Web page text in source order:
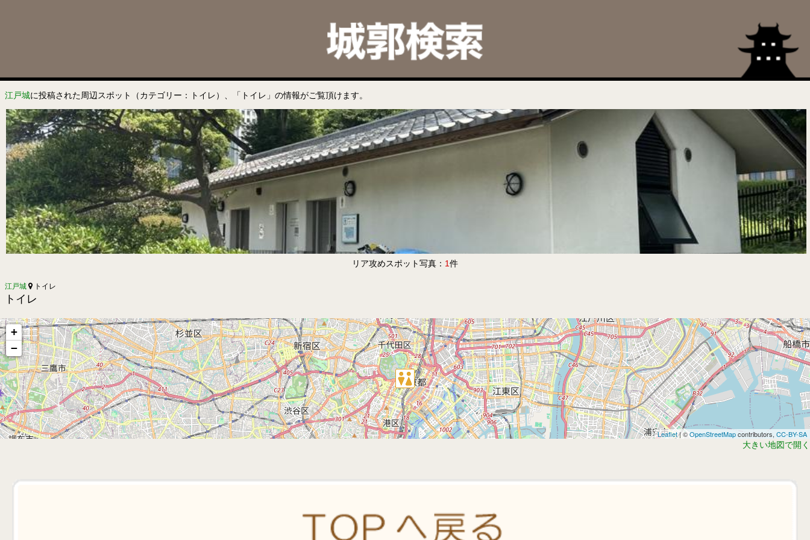
江戸城に投稿された周辺スポット（カテゴリー：トイレ）、「トイレ」の情報がご覧頂けます。
リア攻めスポット写真： 1件
江戸城 トイレ
トイレ
+
−
Leaflet| ©OpenStreetMapcontributors, CC-BY-SA
大きい地図で開く